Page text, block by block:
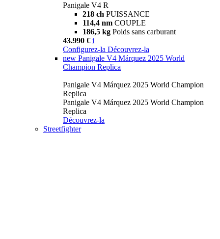
Panigale V4 R
218 ch PUISSANCE
114,4 nm COUPLE
186,5 kg Poids sans carburant
43.990 € i
Configurez-la Découvrez-la
new Panigale V4 Márquez 2025 World
Champion Replica
Panigale V4 Márquez 2025 World Champion
Replica
Panigale V4 Márquez 2025 World Champion
Replica
Découvrez-la
Streetfighter